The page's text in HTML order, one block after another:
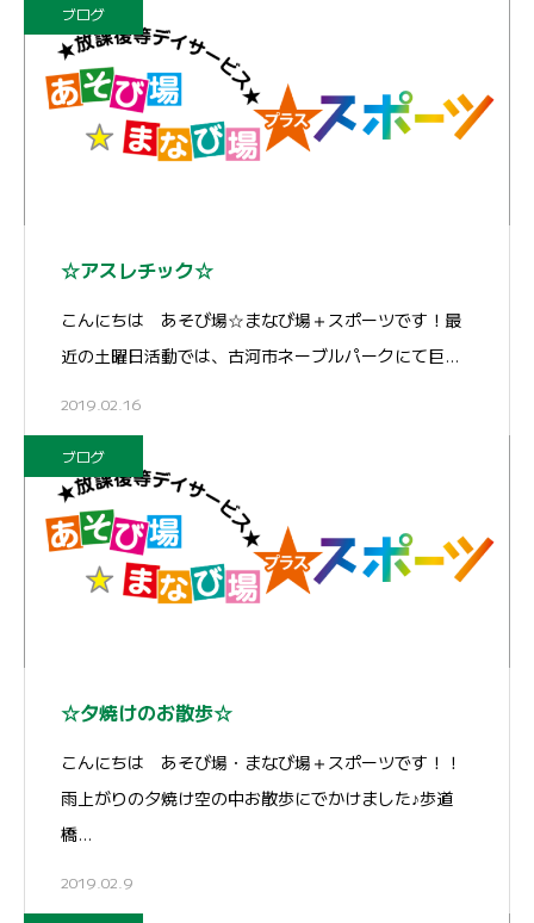
ブログ
☆アスレチック☆
こんにちは あそび場☆まなび場＋スポーツです！最
近の土曜日活動では、古河市ネーブルパークにて巨…
2019.02.16
ブログ
☆夕焼けのお散歩☆
こんにちは あそび場・まなび場＋スポーツです！！
雨上がりの夕焼け空の中お散歩にでかけました♪歩道
橋…
2019.02.9